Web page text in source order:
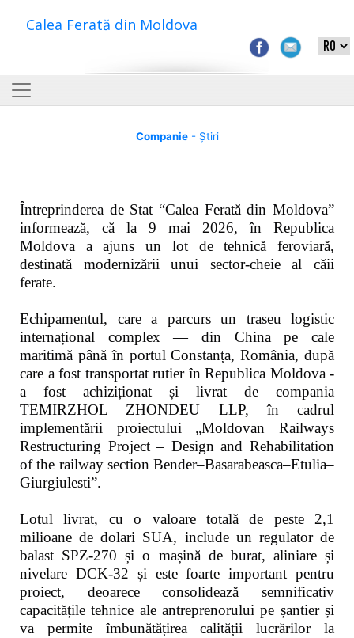
Calea Ferată din Moldova
Companie- Știri
Întreprinderea de Stat “Calea Ferată din Moldova”
informează, că la 9 mai 2026, în Republica
Moldova a ajuns un lot de tehnică feroviară,
destinată modernizării unui sector-cheie al căii
ferate.
Echipamentul, care a parcurs un traseu logistic
internațional complex — din China pe cale
maritimă până în portul Constanța, România, după
care a fost transportat rutier în Republica Moldova -
a fost achiziționat și livrat de compania
TEMIRZHOL ZHONDEU LLP, în cadrul
implementării proiectului „Moldovan Railways
Restructuring Project – Design and Rehabilitation
of the railway section Bender–Basarabeasca–Etulia–
Giurgiulesti”.
Lotul livrat, cu o valoare totală de peste 2,1
milioane de dolari SUA, include un regulator de
balast SPZ-270 și o mașină de burat, aliniare și
nivelare DCK-32 și este foarte important pentru
proiect, deoarece consolidează semnificativ
capacitățile tehnice ale antreprenorului pe șantier și
va permite îmbunătățirea calității lucrărilor la